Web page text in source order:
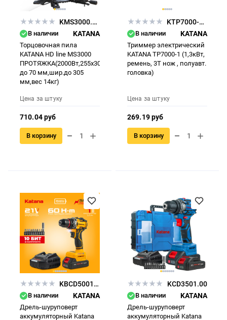
KMS3000.00
В наличии KATANA
Торцовочная пила
KATANA HD line MS3000
ПРОТЯЖКА(2000Вт,255х30мм,гл.
до 70 мм,шир.до 305
мм,вес 14кг)
Цена за штуку
710.04 руб
В корзину
KTP7000-1.00
В наличии KATANA
Триммер электрический
KATANA TP7000-1 (1,3кВт,
ремень, 3Т нож , полуавт.
головка)
Цена за штуку
269.19 руб
В корзину
KBCD5001.00
В наличии KATANA
Дрель-шуруповерт
аккумуляторный Katana
KCD3501.00
В наличии KATANA
Дрель-шуруповерт
аккумуляторный Katana